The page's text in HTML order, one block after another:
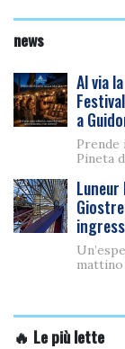
news
Al via
a
Prende
Pineta
mattino
🔥 Le più lette